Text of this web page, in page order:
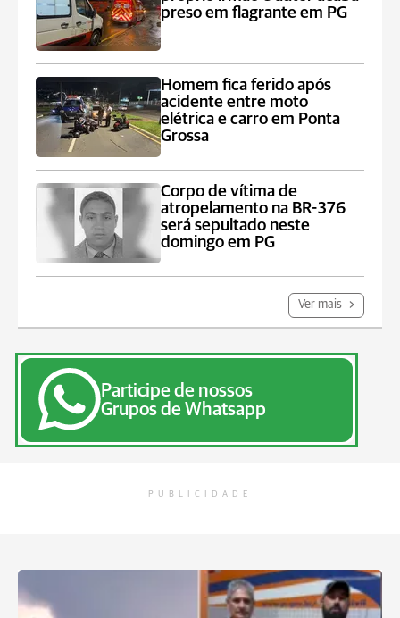
preso em flagrante em PG
Homem fica ferido após
acidente entre moto
elétrica e carro em Ponta
Grossa
Corpo de vítima de
atropelamento na BR-376
será sepultado neste
domingo em PG
Ver mais
Participe de nossos
Grupos de Whatsapp
PUBLICIDADE